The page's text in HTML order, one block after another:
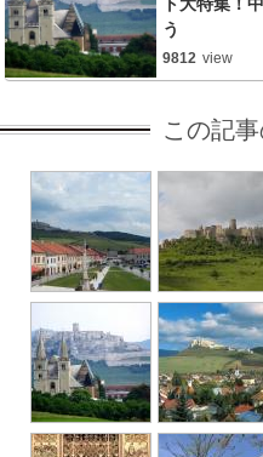
ト大特集！
う
9812 view
この記